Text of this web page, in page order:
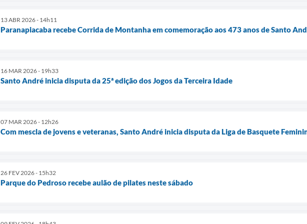
13 ABR 2026 - 14h11
Paranapiacaba recebe Corrida de Montanha em comemoração aos 473 anos de Santo
16 MAR 2026 - 19h33
Santo André inicia disputa da 25ª edição dos Jogos da Terceira Idade
07 MAR 2026 - 12h26
Com mescla de jovens e veteranas, Santo André inicia disputa da Liga de Basquete
26 FEV 2026 - 15h32
Parque do Pedroso recebe aulão de pilates neste sábado